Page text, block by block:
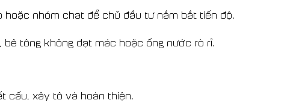
hoặc nhóm chat để chủ đầu tư nắm bắt tiến độ.
tông không đạt mác hoặc ống nước rò rỉ.
cấu, xây tô và hoàn thiện.